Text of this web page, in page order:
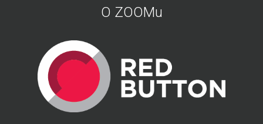
O ZOOMu